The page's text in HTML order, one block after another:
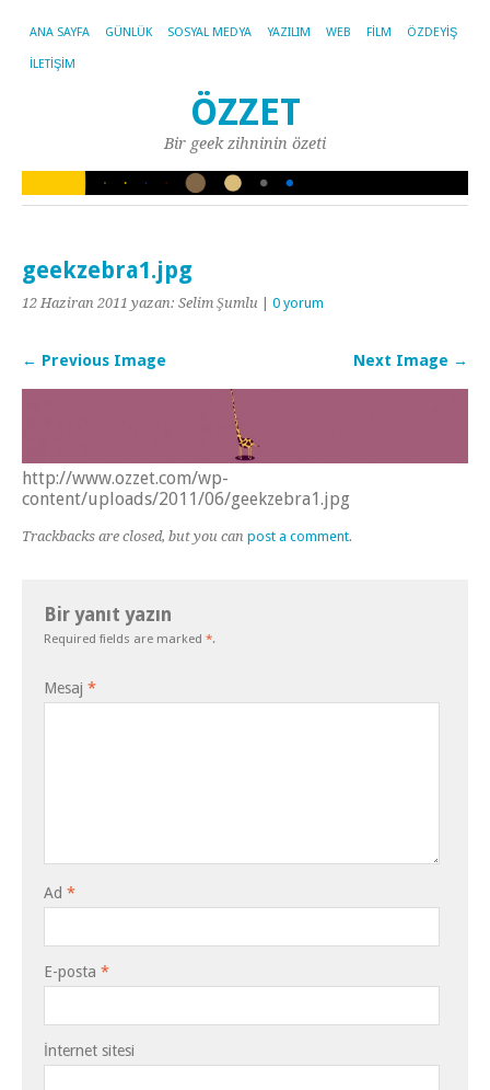
ANA SAYFA GÜNLÜK SOSYAL MEDYA YAZILIM WEB FILM ÖZDEYIŞ
İLETIŞIM
ÖZZET
Bir geek zihninin özeti
geekzebra1.jpg
12 Haziran 2011 yazan: Selim Şumlu 0 yorum
← Previous Image Next Image →
http://www.ozzet.com/wp-
content/uploads/2011/06/geekzebra1.jpg
Trackbacks are closed, but you can post a comment.
Bir yanıt yazın
Required fields are marked *.
Mesaj *
Ad *
E-posta *
İnternet sitesi